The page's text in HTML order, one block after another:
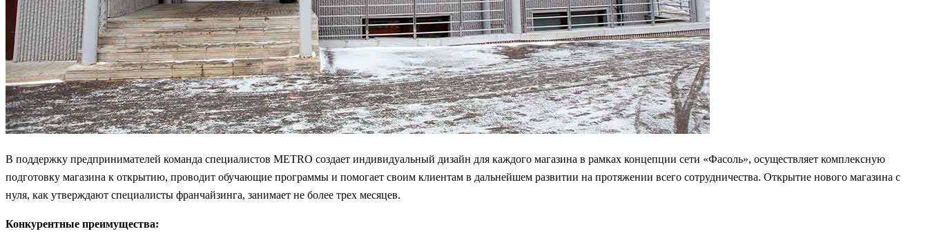
В поддержку предпринимателей команда специалистов METRO создает индивидуальный дизайн для каждого магазина в рамках концепции сети «Фасоль», осуществляет комплексную
подготовку магазина к открытию, проводит обучающие программы и помогает своим клиентам в дальнейшем развитии на протяжении всего сотрудничества. Открытие нового магазина с
нуля, как утверждают специалисты франчайзинга, занимает не более трех месяцев.
Конкурентные преимущества: